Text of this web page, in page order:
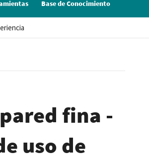
Base de Conocimiento
fina -
uso de